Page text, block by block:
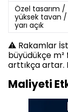
Özel tasarım /
yüksek tavan /
yarı açık
⚠️ Rakamlar
büyüdükçe m²
arttıkça artar.
Maliyeti